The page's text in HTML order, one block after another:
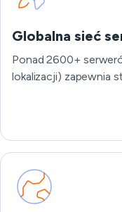
Globalna sieć
Ponad 2600+
lokalizacji) zapewnia